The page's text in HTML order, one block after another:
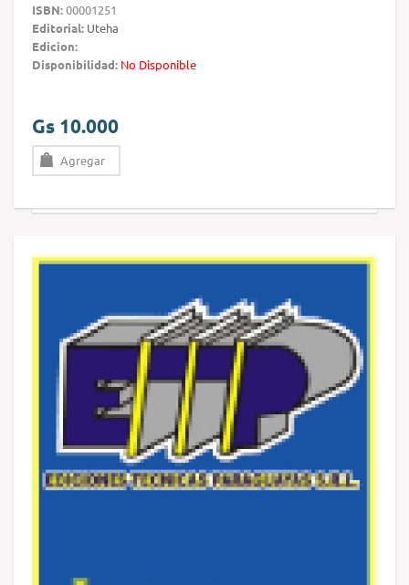
ISBN:00001251
Editorial: Uteha
Edicion:
Disponibilidad: No Disponible
Gs 10.000
Agregar